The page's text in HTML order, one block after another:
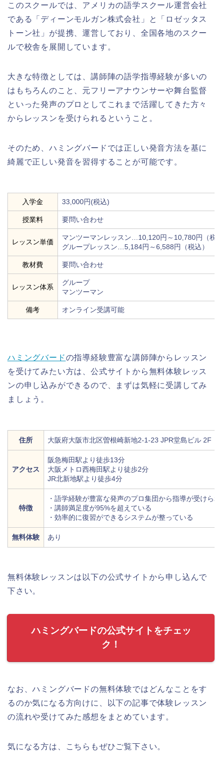
このスクールでは、アメリカの語学スクール運営会社
である「ディーンモルガン株式会社」と「ロゼッタス
トーン社」が提携、運営しており、全国各地のスクー
ルで校舎を展開しています。
大きな特徴としては、講師陣の語学指導経験が多いの
はもちろんのこと、元フリーアナウンサーや舞台監督
といった発声のプロとしてこれまで活躍してきた方々
からレッスンを受けられるということ。
そのため、ハミングバードでは正しい発音方法を基に
綺麗で正しい発音を習得することが可能です。
入学金 33,000円(税込)
授業料 要問い合わせ
レッスン単価
マンツーマンレッスン…10,120円～10,780円（税
グループレッスン…5,184円～6,588円（税込）
教材費 要問い合わせ
レッスン体系
グループ
マンツーマン
備考 オンライン受講可能
ハミングバードの指導経験豊富な講師陣からレッスン
を受けてみたい方は、公式サイトから無料体験レッス
ンの申し込みができるので、まずは気軽に受講してみ
ましょう。
住所 大阪府大阪市北区曽根崎新地2-1-23 JPR堂島ビル 2F
アクセス
阪急梅田駅より徒歩13分
大阪メトロ西梅田駅より徒歩2分
JR北新地駅より徒歩4分
特徴
・語学経験が豊富な発声のプロ集団から指導が受けら
・講師満足度が95%を超えている
・効率的に復習ができるシステムが整っている
無料体験 あり
無料体験レッスンは以下の公式サイトから申し込んで
下さい。
ハミングバードの公式サイトをチェッ
ク！
なお、ハミングバードの無料体験ではどんなことをす
るのか気になる方向けに、以下の記事で体験レッスン
の流れや受けてみた感想をまとめています。
気になる方は、こちらもぜひご覧下さい。